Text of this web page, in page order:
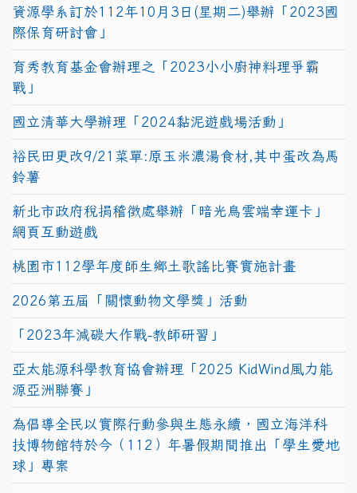
資源學系訂於112年10月3日(星期二)舉辦「2023國
際保育研討會」
育秀教育基金會辦理之「2023小小廚神料理爭霸
戰」
國立清華大學辦理「2024黏泥遊戲場活動」
裕民田更改9/21菜單:原玉米濃湯食材,其中蛋改為馬
鈴薯
新北市政府稅捐稽徵處舉辦「暗光鳥雲端幸運卡」
網頁互動遊戲
桃園市112學年度師生鄉土歌謠比賽實施計畫
2026第五屆「關懷動物文學獎」活動
「2023年減碳大作戰-教師研習」
亞太能源科學教育協會辦理「2025 KidWind風力能
源亞洲聯賽」
為倡導全民以實際行動參與生態永續，國立海洋科
技博物館特於今（112）年暑假期間推出「學生愛地
球」專案